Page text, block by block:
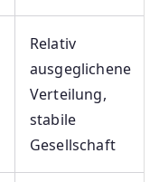
Relativ
ausgeglichene
Verteilung,
stabile
Gesellschaft